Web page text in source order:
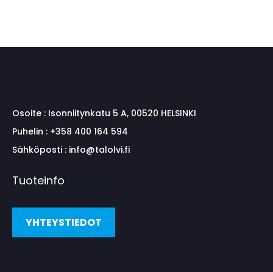
Osoite : Isonniitynkatu 5 A, 00520 HELSINKI
Puhelin : +358 400 164 594
Sähköposti : info@talolvi.fi
Tuoteinfo
YHTEYSTIEDOT